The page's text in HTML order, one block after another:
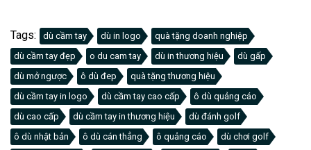
Tags: dù cầm tay dù in logo
quà tặng doanh nghiệp
dù cầm tay đẹp
o du cam tay dù in thương hiệu
dù gấp
dù mở ngược
ô dù đep
quà tặng thương hiệu
dù cầm tay in logo
dù cầm tay cao cấp
ô dù quảng cáo
dù cao cấp
dù cầm tay in thương hiệu
dù đánh golf
ô dù nhật bản
ô dù cán thẳng ô quảng cáo
dù chơi golf